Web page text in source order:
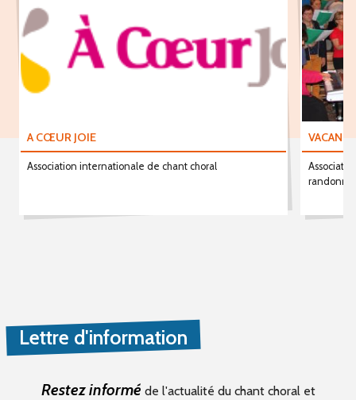
A CŒUR JOIE
Association internationale de chant choral
Lettre d'information
Restez informé de l'actualité du chant choral et